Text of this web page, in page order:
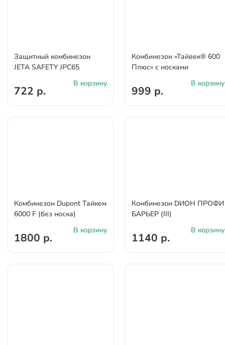
Защитный комбинезон
JETA SAFETY JPC65
722 р.
В корзину
Комбинезон «Тайвек® 600
Плюс» c носками
999 р.
В корзину
Комбинезон Dupont Тайкем
6000 F (без носка)
1800 р.
В корзину
Комбинезон DИОН ПРОФИ
БАРЬЕР (III)
1140 р.
В корзину